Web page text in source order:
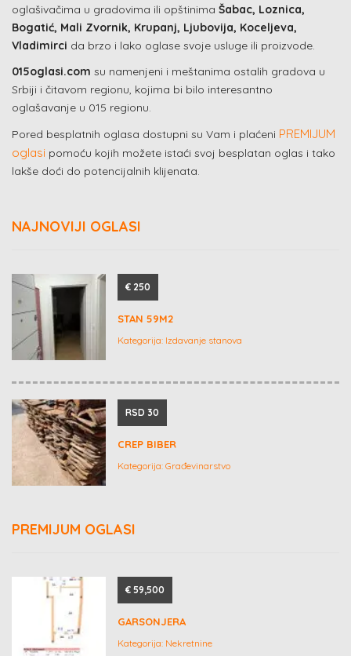
oglašivačima u gradovima ili opštinima Šabac, Loznica,
Bogatić, Mali Zvornik, Krupanj, Ljubovija, Koceljeva,
Vladimirci da brzo i lako oglase svoje usluge ili proizvode.
015oglasi.com su namenjeni i meštanima ostalih gradova u
Srbiji i čitavom regionu, kojima bi bilo interesantno
oglašavanje u 015 regionu.
Pored besplatnih oglasa dostupni su Vam i plaćeni PREMIJUM
oglasi pomoću kojih možete istaći svoj besplatan oglas i tako
lakše doći do potencijalnih klijenata.
NAJNOVIJI OGLASI
€ 250
STAN 59M2
Kategorija: Izdavanje stanova
RSD 30
CREP BIBER
Kategorija: Građevinarstvo
PREMIJUM OGLASI
€ 59,500
GARSONJERA
Kategorija: Nekretnine